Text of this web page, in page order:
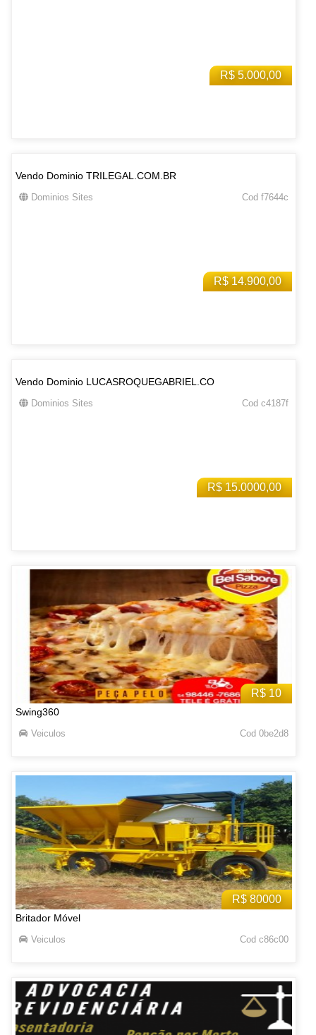
R$ 5.000,00
R$ 14.900,00
Vendo Dominio TRILEGAL.COM.BR
Dominios Sites Cod f7644c
R$ 15.0000,00
Vendo Dominio LUCASROQUEGABRIEL.CO
Dominios Sites Cod c4187f
R$ 10
Swing360
Veiculos Cod 0be2d8
R$ 80000
Britador Móvel
Veiculos Cod c86c00